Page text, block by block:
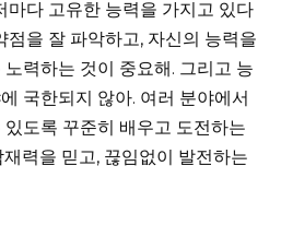
마다 고유한 능력을 가지고 있다
점을 잘 파악하고, 자신의 능력을
력하는 것이 중요해. 그리고 능
국한되지 않아. 여러 분야에서
도록 꾸준히 배우고 도전하는
력을 믿고, 끊임없이 발전하는